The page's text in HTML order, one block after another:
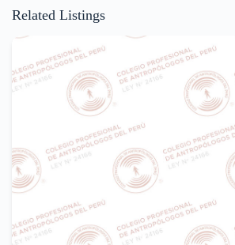
Related Listings